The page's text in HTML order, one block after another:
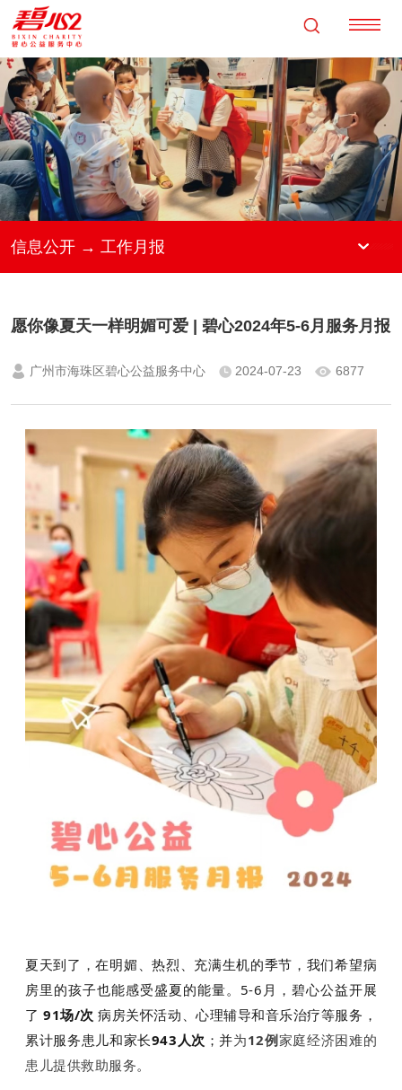
信息公开 → 工作月报
愿你像夏天一样明媚可爱 | 碧心2024年5-6月服务月报
广州市海珠区碧心公益服务中心 2024-07-23 6877
夏天到了，在明媚、热烈、充满生机的季节，我们希望病
房里的孩子也能感受盛夏的能量。5-6月，碧心公益开展
了91场/次 病房关怀活动、心理辅导和音乐治疗等服务，
累计服务患儿和家长943人次 ；并为12例家庭经济困难的
患儿提供救助服务。